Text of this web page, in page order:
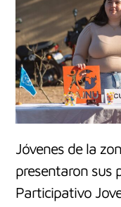
Jóvenes de la
presentaron sus
Participativo